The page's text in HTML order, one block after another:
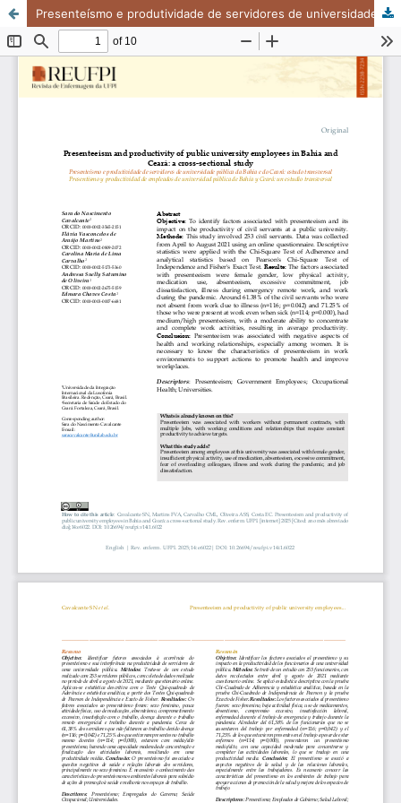
Presenteísmo e produtividade de servidores de universidade pública da Bahia e do Ceará: estudo transversal